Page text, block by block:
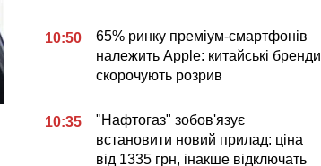
10:50
65% ринку преміум-смартфонів
належить Apple: китайські бренди
скорочують розрив
10:35
"Нафтогаз" зобов'язує
встановити новий прилад: ціна
від 1335 грн, інакше відключать